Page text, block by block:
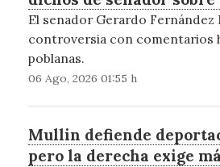
El senador Gerardo Fernández
controversia con comentarios
poblanas.
06 Ago, 2026 01:55 h
Mullin defiende
pero la derecha exige